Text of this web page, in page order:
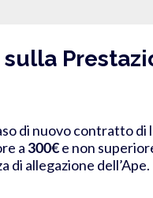
di nuovo contratto
a 300€e non
di allegazione dell’Ape.